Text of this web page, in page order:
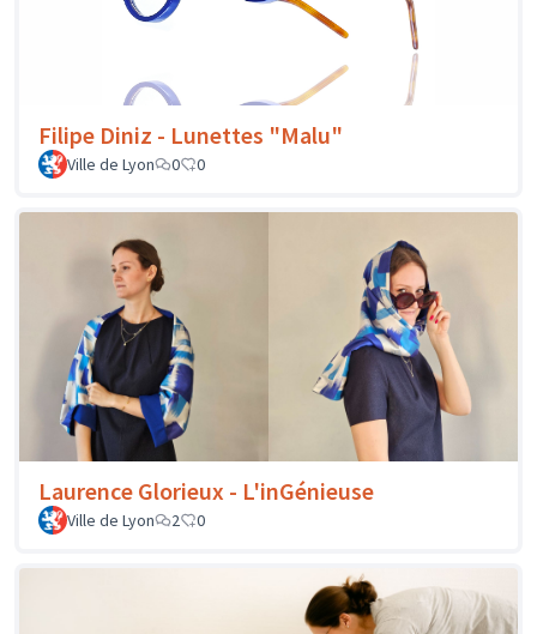
Filipe Diniz - Lunettes "Malu"
Ville de Lyon 0 0
Laurence Glorieux - L'inGénieuse
Ville de Lyon 2 0